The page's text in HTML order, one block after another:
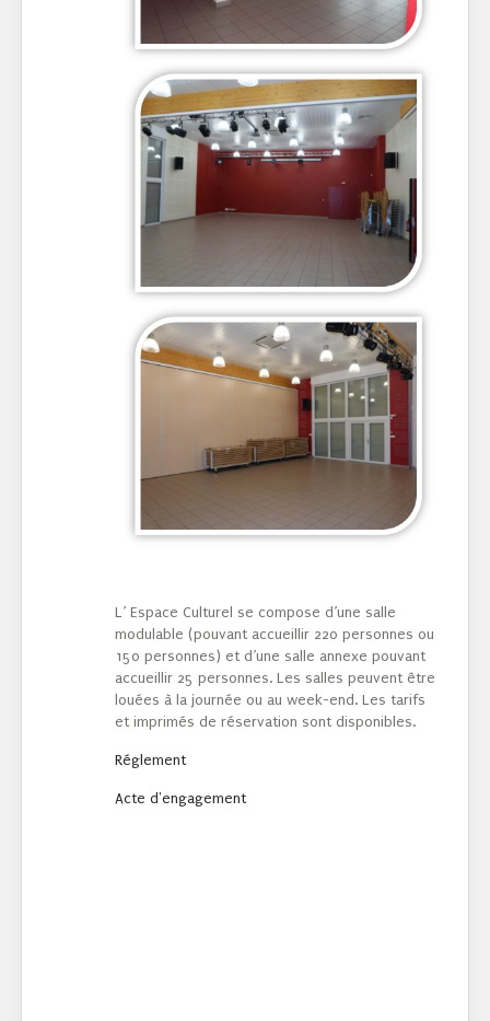
L’ Espace Culturel se compose d’une salle
modulable (pouvant accueillir 220 personnes ou
150 personnes) et d’une salle annexe pouvant
accueillir 25 personnes. Les salles peuvent être
louées à la journée ou au week-end. Les tarifs
et imprimés de réservation sont disponibles.
Réglement
Acte d'engagement